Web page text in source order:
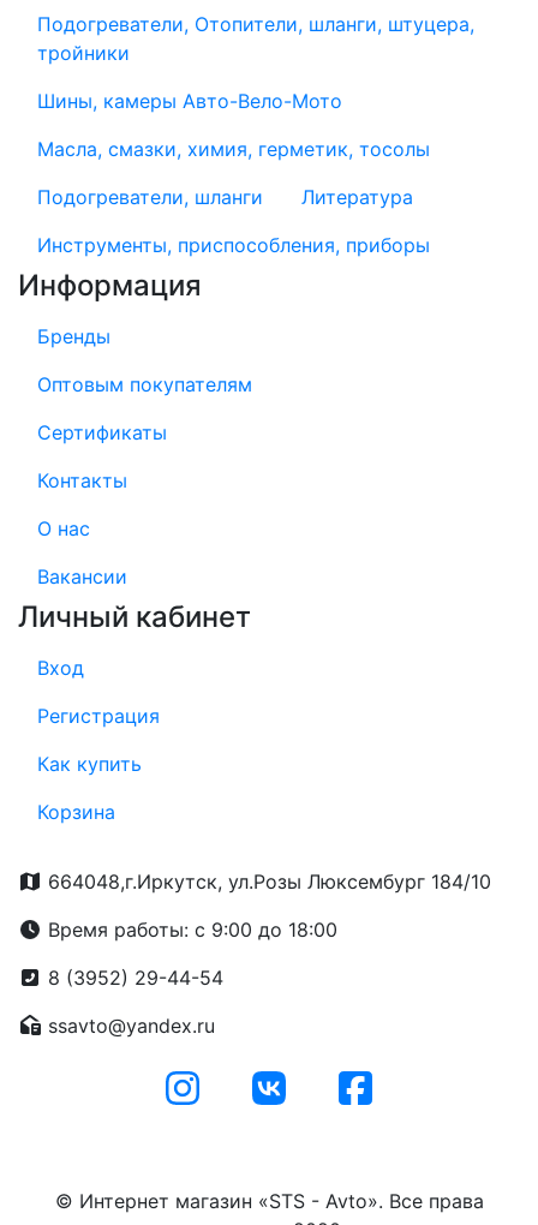
Подогреватели, Отопители, шланги, штуцера,
тройники
Шины, камеры Авто-Вело-Мото
Масла, смазки, химия, герметик, тосолы
Подогреватели, шланги
Литература
Инструменты, приспособления, приборы
Информация
Бренды
Оптовым покупателям
Сертификаты
Контакты
О нас
Вакансии
Личный кабинет
Вход
Регистрация
Как купить
Корзина
664048,г.Иркутск, ул.Розы Люксембург 184/10
Время работы: с 9:00 до 18:00
8 (3952) 29-44-54
ssavto@yandex.ru
© Интернет магазин «STS - Avto». Все права